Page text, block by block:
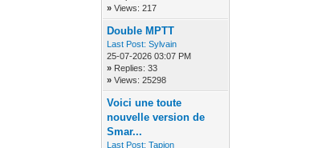
»Views: 217
Double MPTT
Last Post: Sylvain
25-07-2026 03:07 PM
» Replies: 33
»Views: 25298
Voici une toute
nouvelle version de
Smar...
Last Post: Tapion